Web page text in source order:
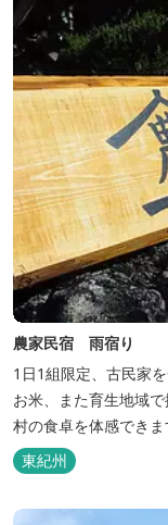
農家民宿 雨宿り
1日1組限定、古民家
お米、また育生地域
村の食卓を体感できま
東紀州